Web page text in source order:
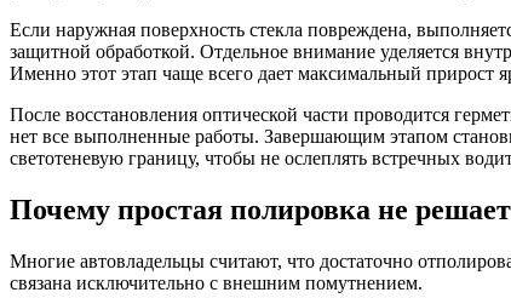
Если наружная поверхность стекла повреждена,
защитной обработкой. Отдельное внимание уделяется
Именно этот этап чаще всего дает максимальный прирост
После восстановления оптической части проводится
нет все выполненные работы. Завершающим этапом
светотеневую границу, чтобы не ослеплять встречных
Почему простая полировка не
Многие автовладельцы считают, что достаточно
связана исключительно с внешним помутнением.